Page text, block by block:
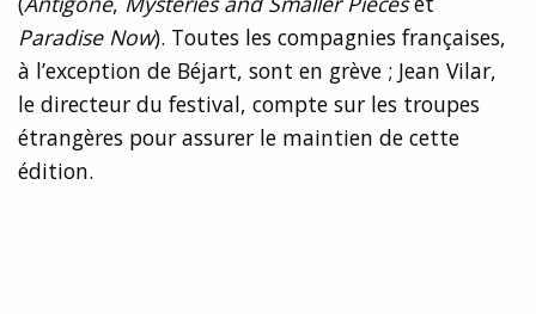
Paradise Now). Toutes les compagnies françaises,
à l’exception de Béjart, sont en grève ; Jean Vilar,
le directeur du festival, compte sur les troupes
étrangères pour assurer le maintien de cette
édition.